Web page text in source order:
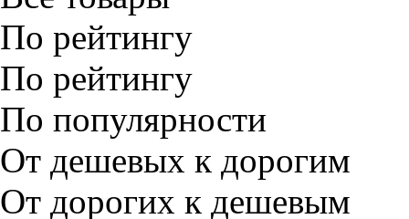
По рейтингу
По рейтингу
По популярности
От дешевых к дорогим
От дорогих к дешевым